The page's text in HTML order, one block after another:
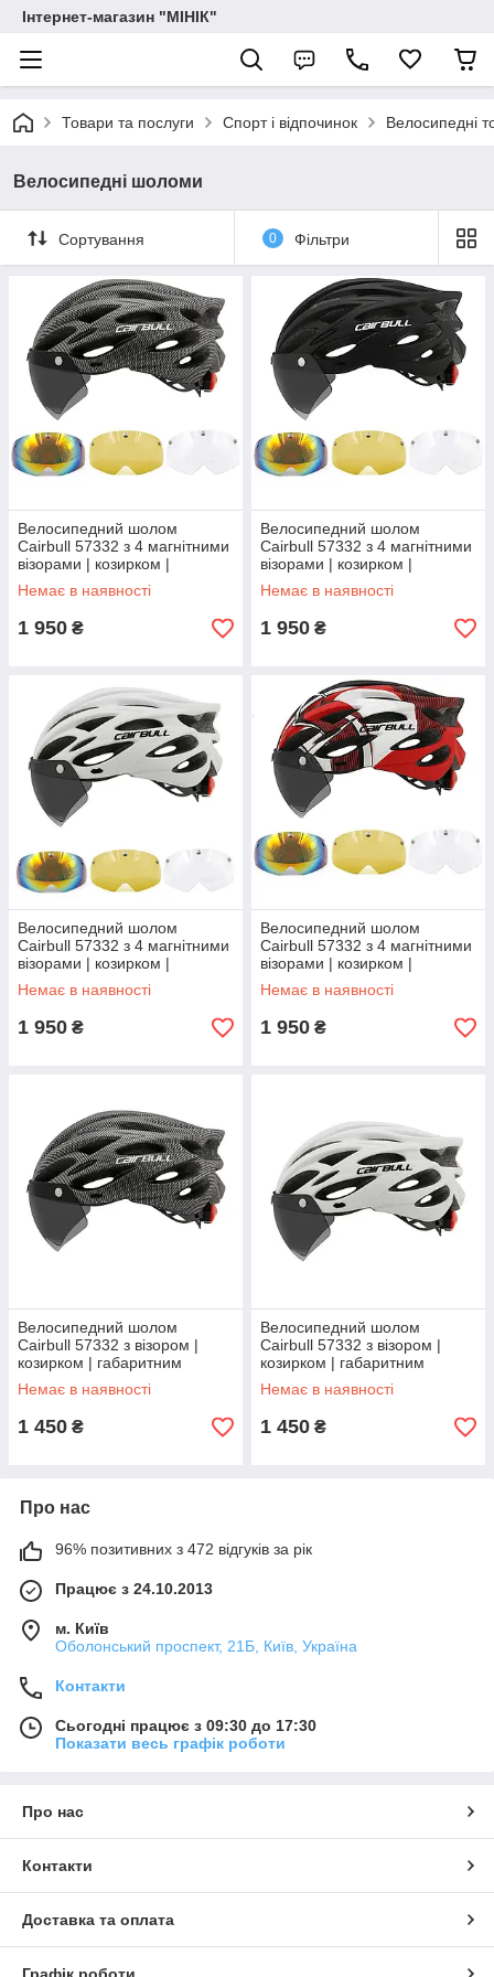
Інтернет-магазин "МІНІК"
Товари та послуги Спорт і відпочинок Велосипедні
Велосипедні шоломи
Сортування 0 Фільтри
Велосипедний шолом
Cairbull 57332 з 4 магнітними
візорами | козирком |
габаритним ліхтарем
Немає в наявності
1 950 ₴
Велосипедний шолом
Cairbull 57332 з 4 магнітними
візорами | козирком |
габаритним ліхтарем
Немає в наявності
1 950 ₴
Велосипедний шолом
Cairbull 57332 з 4 магнітними
візорами | козирком |
габаритним ліхтарем
Немає в наявності
1 950 ₴
Велосипедний шолом
Cairbull 57332 з 4 магнітними
візорами | козирком |
габаритним ліхтарем
Немає в наявності
1 950 ₴
Велосипедний шолом
Cairbull 57332 з візором |
козирком | габаритним
ліхтарем
Немає в наявності
1 450 ₴
Велосипедний шолом
Cairbull 57332 з візором |
козирком | габаритним
ліхтарем
Немає в наявності
1 450 ₴
Про нас
96% позитивних з 472 відгуків за рік
Працює з 24.10.2013
м. Київ
Оболонський проспект, 21Б, Київ, Україна
Контакти
Сьогодні працює з 09:30 до 17:30
Показати весь графік роботи
Про нас
Контакти
Доставка та оплата